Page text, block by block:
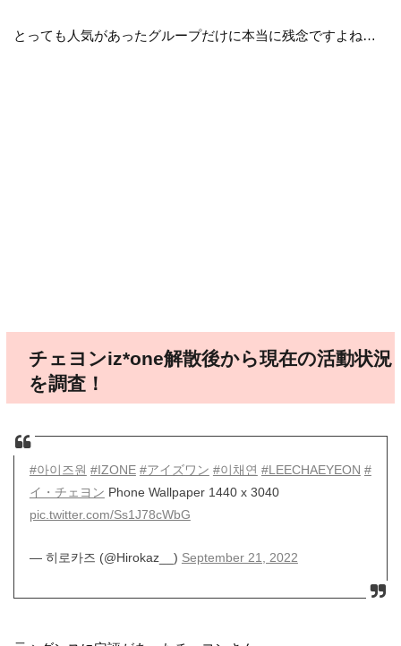
とっても人気があったグループだけに本当に残念ですよね…
チェヨンiz*one解散後から現在の活動状況
を調査！
#아이즈원 #IZONE #アイズワン #이채연 #LEECHAEYEON #
イ・チェヨン Phone Wallpaper 1440 x 3040
pic.twitter.com/Ss1J78cWbG
— 히로카즈 (@Hirokaz__) September 21, 2022